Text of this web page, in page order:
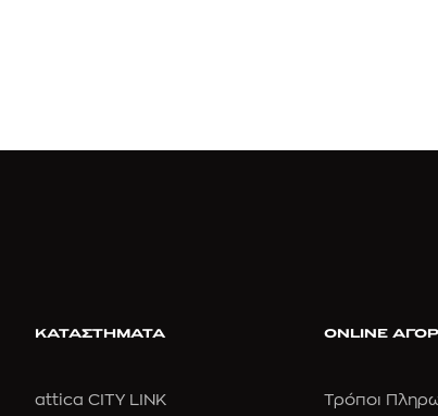
ΚΑΤΑΣΤΗΜΑΤΑ
attica CITY LINK
ONLINE
Τρόποι